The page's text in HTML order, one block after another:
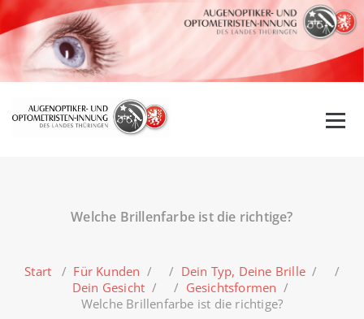
Zum
Inhalt
springen
Welche Brillenfarbe ist die richtige?
Start / Für Kunden / / Dein Typ, Deine Brille / /
Dein Gesicht / / Gesichtsformen /
Welche Brillenfarbe ist die richtige?